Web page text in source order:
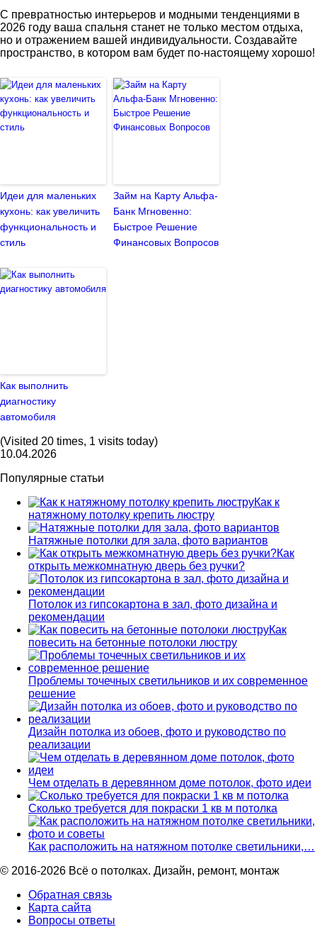
С превратностью интерьеров и модными тенденциями в
2026 году ваша спальня станет не только местом отдыха,
но и отражением вашей индивидуальности. Создавайте
пространство, в котором вам будет по-настоящему хорошо!
Идеи для маленьких
кухонь: как увеличить
функциональность и
стиль
Займ на Карту Альфа-
Банк Мгновенно:
Быстрое Решение
Финансовых Вопросов
Как выполнить
диагностику
автомобиля
(Visited 20 times, 1 visits today)
10.04.2026
Популярные статьи
Как к
натяжному потолку крепить люстру
Натяжные потолки для зала, фото вариантов
Как
открыть межкомнатную дверь без ручки?
Потолок из гипсокартона в зал, фото дизайна и
рекомендации
Как
повесить на бетонные потолоки люстру
Проблемы точечных светильников и их современное
решение
Дизайн потолка из обоев, фото и руководство по
реализации
Чем отделать в деревянном доме потолок, фото идеи
Сколько требуется для покраски 1 кв м потолка
Как расположить на натяжном потолке светильники,…
© 2016-2026 Всё о потолках. Дизайн, ремонт, монтаж
Обратная связь
Карта сайта
Вопросы ответы